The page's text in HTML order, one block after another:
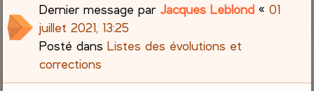
Dernier message parJacques Leblond «01
juillet 2021, 13:25
Posté dansListes des évolutions et
corrections